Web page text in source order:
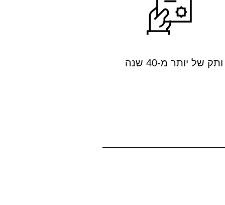
ותק של יותר מ-40 שנה